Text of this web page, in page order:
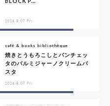
2026.8.07 Fri
café & books bibliothèque
焼きとうもろこしとパンチェッ
タのパルミジャーノクリームパ
スタ
2026.8.07 Fri